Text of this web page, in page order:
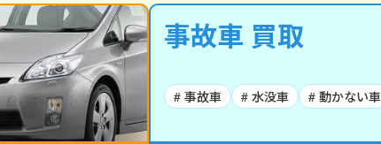
事故車 買取
# 事故車 # 水没車 # 動かない車